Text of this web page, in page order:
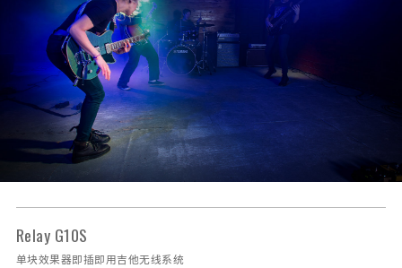
Relay G10S
单块效果器即插即用吉他无线系统